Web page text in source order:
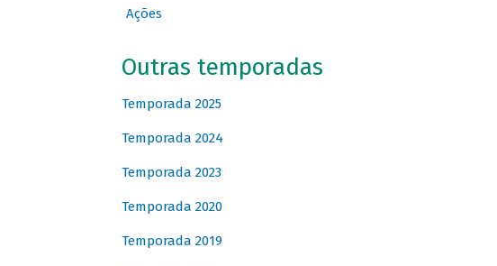
Ações
Outras temporadas
Temporada 2025
Temporada 2024
Temporada 2023
Temporada 2020
Temporada 2019